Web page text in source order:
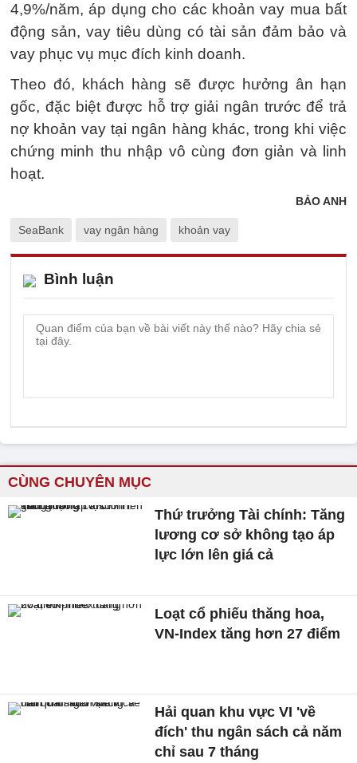
4,9%/năm, áp dụng cho các khoản vay mua bất
động sản, vay tiêu dùng có tài sản đảm bảo và
vay phục vụ mục đích kinh doanh.
Theo đó, khách hàng sẽ được hưởng ân hạn
gốc, đặc biệt được hỗ trợ giải ngân trước để trả
nợ khoản vay tại ngân hàng khác, trong khi việc
chứng minh thu nhập vô cùng đơn giản và linh
hoạt.
BẢO ANH
SeaBank vay ngân hàng khoản vay
Bình luận
CÙNG CHUYÊN MỤC
Thứ trưởng Tài chính: Tăng
lương cơ sở không tạo áp
lực lớn lên giá cả
Loạt cổ phiếu thăng hoa,
VN-Index tăng hơn 27 điểm
Hải quan khu vực VI 'về
đích' thu ngân sách cả năm
chỉ sau 7 tháng